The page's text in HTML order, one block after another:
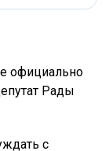
официально
Рады
с